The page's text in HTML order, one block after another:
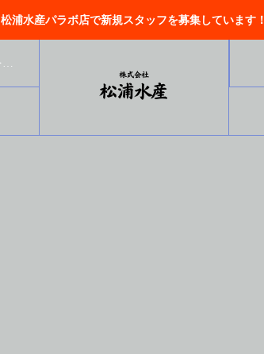
松浦水産パラボ店で新規スタッフを募集しています！
北海道北見市の鮮魚店で、小売と卸売をしています。オホーツクの海の幸を全国にお届けします。